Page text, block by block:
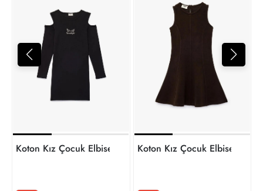
Koton Kız Çocuk Elbise 6SKG80069AKKoton Kız Çocuk Elbise